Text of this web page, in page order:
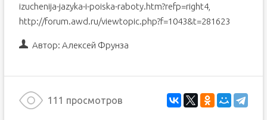
izuchenija-jazyka-i-poiska-raboty.htm?refp=right4,
http://forum.awd.ru/viewtopic.php?f=1043&t=281623
Автор: Алексей Фрунза
111 просмотров